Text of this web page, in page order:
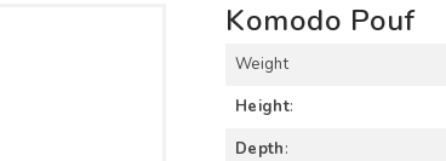
Komodo Pouf
Weight
Height:
Depth: